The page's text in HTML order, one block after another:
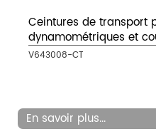
Ceintures de transport
dynamométriques et
V643008-CT
En savoir plus...